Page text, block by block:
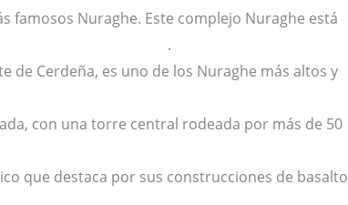
famosos Nuraghe. Este complejo Nuraghe está
.
de Cerdeña, es uno de los Nuraghe más altos y
con una torre central rodeada por más de 50
que destaca por sus construcciones de basalto